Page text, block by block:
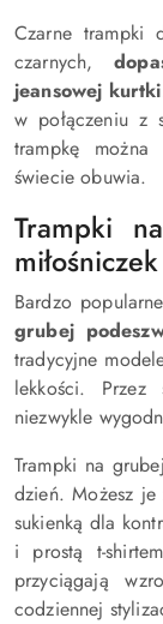
Czarne trampki
czarnych,
jeansowej kurtki
w połączeniu z
trampkę
świecie obuwia.
Trampki
Bardzo
grubej
tradycyjne
lekkości. Przez
niezwykle
Trampki na
dzień. Możesz je
sukienką dla
i prostą t-
przyciągają
codziennej